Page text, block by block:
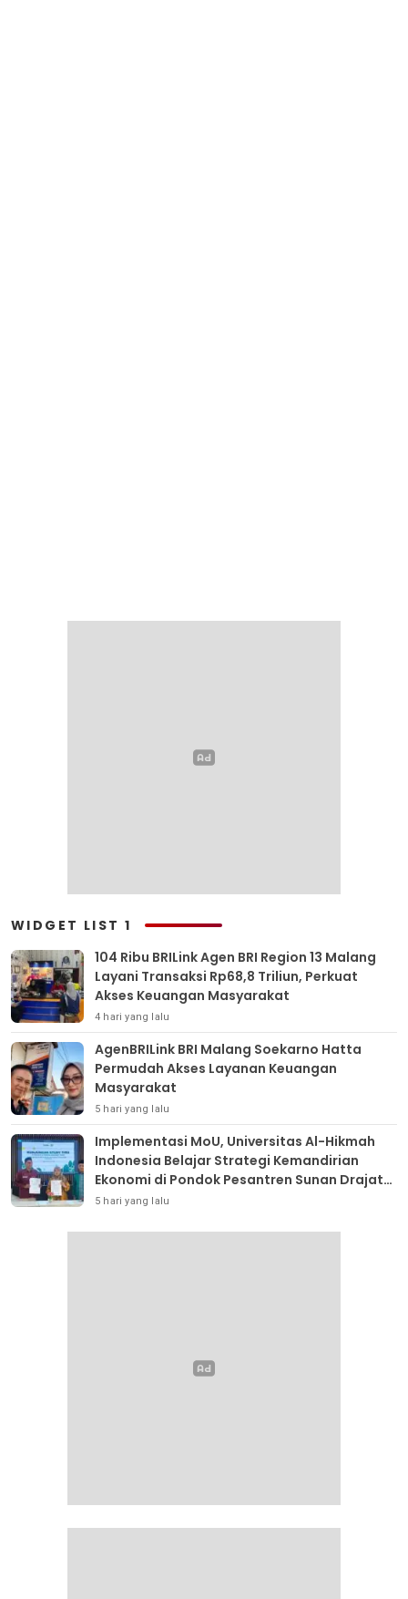
WIDGET LIST 1
104 Ribu BRILink Agen BRI Region 13 Malang
Layani Transaksi Rp68,8 Triliun, Perkuat
Akses Keuangan Masyarakat
4 hari yang lalu
AgenBRILink BRI Malang Soekarno Hatta
Permudah Akses Layanan Keuangan
Masyarakat
5 hari yang lalu
Implementasi MoU, Universitas Al-Hikmah
Indonesia Belajar Strategi Kemandirian
Ekonomi di Pondok Pesantren Sunan Drajat
Lamongan
5 hari yang lalu